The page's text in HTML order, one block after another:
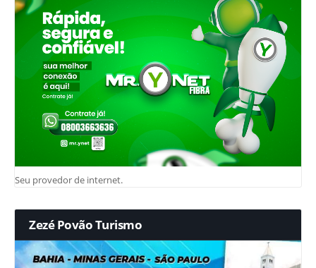
Seu provedor de internet.
Zezé Povão Turismo